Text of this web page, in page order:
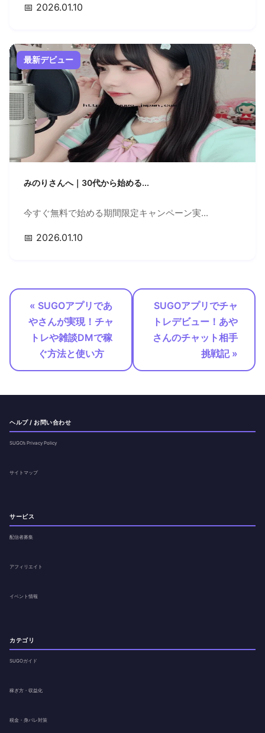
📅 2026.01.10
最新デビュー
みのりさんへ｜30代から始める...
今すぐ無料で始める期間限定キャンペーン実...
📅 2026.01.10
« SUGOアプリであ
やさんが実現！チャ
トレや雑談DMで稼
ぐ方法と使い方
SUGOアプリでチャ
トレデビュー！あや
さんのチャット相手
挑戦記 »
ヘルプ / お問い合わせ
SUGO’s Privacy Policy
サイトマップ
サービス
配信者募集
アフィリエイト
イベント情報
カテゴリ
SUGOガイド
稼ぎ方・収益化
税金・身バレ対策